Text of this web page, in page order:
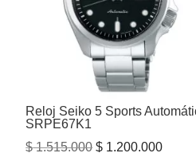
Reloj Seiko 5 Sports
SRPE67K1
$1.515.000 El
$ 1.200.000El